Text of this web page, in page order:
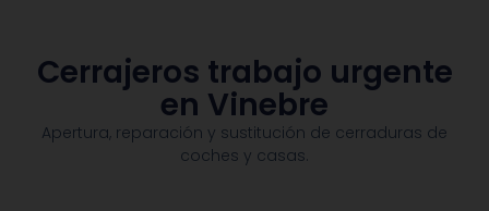
Cerrajeros trabajo urgente
en Vinebre
Apertura, reparación y sustitución de cerraduras de
coches y casas.​